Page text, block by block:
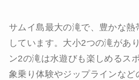
サムイ島最大の滝で、豊かな熱
しています。大小2つの滝があ
ン2の滝は水遊びも楽しめるス
象乗り体験やジップラインなど